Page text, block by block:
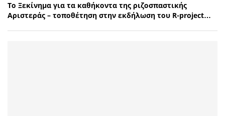
Το Ξεκίνημα για τα καθήκοντα της ριζοσπαστικής
Αριστεράς – τοποθέτηση στην εκδήλωση του R-project…